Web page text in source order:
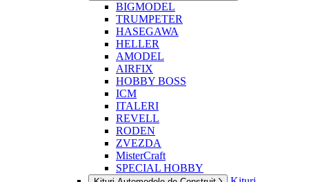
BIGMODEL
TRUMPETER
HASEGAWA
HELLER
AMODEL
AIRFIX
HOBBY BOSS
ICM
ITALERI
REVELL
RODEN
ZVEZDA
MisterCraft
SPECIAL HOBBY